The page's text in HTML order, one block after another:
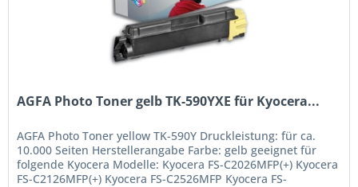
AGFA Photo Toner gelb TK-590YXE für Kyocera...
AGFA Photo Toner yellow TK-590Y Druckleistung: für ca.
10.000 Seiten Herstellerangabe Farbe: gelb geeignet für
folgende Kyocera Modelle: Kyocera FS-C2026MFP(+) Kyocera
FS-C2126MFP(+) Kyocera FS-C2526MFP Kyocera FS-